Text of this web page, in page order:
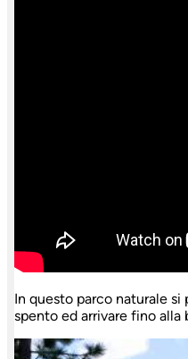
In questo parco naturale
spento ed arrivare fino alla